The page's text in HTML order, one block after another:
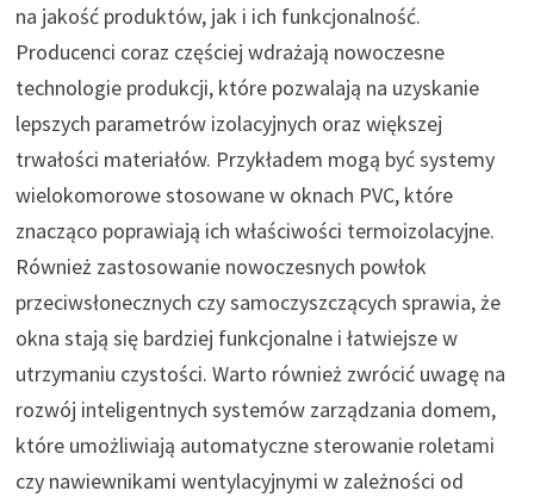
na jakość produktów, jak i ich funkcjonalność.
Producenci coraz częściej wdrażają nowoczesne
technologie produkcji, które pozwalają na uzyskanie
lepszych parametrów izolacyjnych oraz większej
trwałości materiałów. Przykładem mogą być systemy
wielokomorowe stosowane w oknach PVC, które
znacząco poprawiają ich właściwości termoizolacyjne.
Również zastosowanie nowoczesnych powłok
przeciwsłonecznych czy samoczyszczących sprawia, że
okna stają się bardziej funkcjonalne i łatwiejsze w
utrzymaniu czystości. Warto również zwrócić uwagę na
rozwój inteligentnych systemów zarządzania domem,
które umożliwiają automatyczne sterowanie roletami
czy nawiewnikami wentylacyjnymi w zależności od